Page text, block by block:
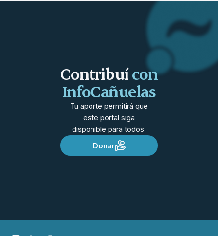
Contribuícon
InfoCañuelas
Tu aporte permitirá que
este portal siga
disponible para todos.
Donar